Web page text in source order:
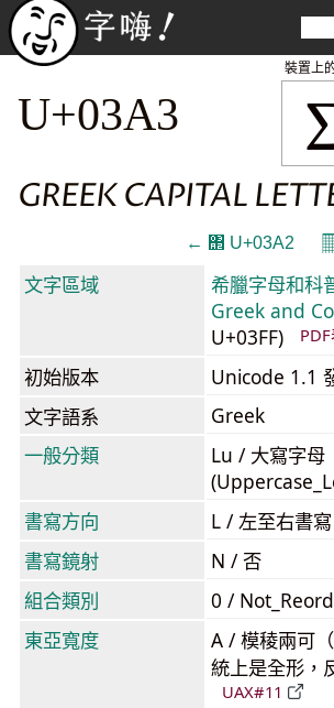
裝置上
U+03A3
GREEK CAPITAL
← ΢ U+03A2
文字區域
希臘字母和科
Greek and
U+03FF)
初始版本
Unicode 1.1
文字語系
Greek
一般分類
Lu / 大寫字母
書寫方向
L / 左至右書寫
書寫鏡射
N / 否
組合類別
0 /
東亞寬度
A / 模稜兩可
統上是全形，
UAX#11